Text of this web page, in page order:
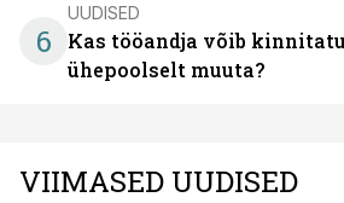
6
UUDISED
Kas tööandja võib
ühepoolselt muuta?
VIIMASED UUDISED